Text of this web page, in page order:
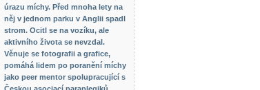
úrazu míchy. Před mnoha lety na
něj v jednom parku v Anglii spadl
strom. Ocitl se na vozíku, ale
aktivního života se nevzdal.
Věnuje se fotografii a grafice,
pomáhá lidem po poranění míchy
jako peer mentor spolupracující s